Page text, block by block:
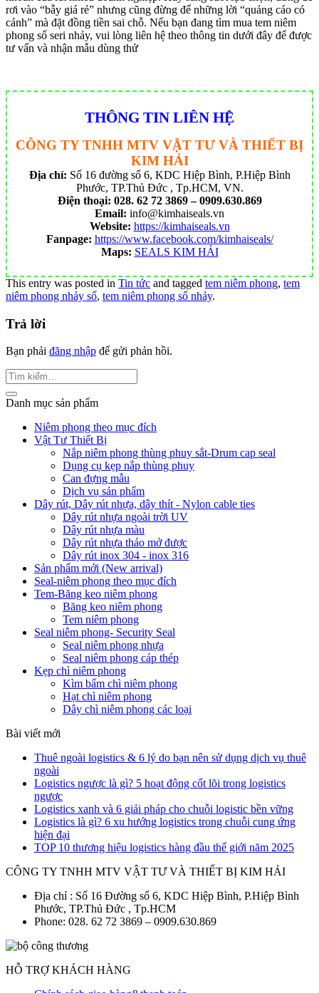
rơi vào “bẫy giá rẻ” nhưng cũng đừng để những lời “quảng cáo có
cánh” mà đặt đồng tiền sai chỗ. Nếu bạn đang tìm mua tem niêm
phong số seri nhảy, vui lòng liên hệ theo thông tin dưới đây để được
tư vấn và nhận mẫu dùng thử
THÔNG TIN LIÊN HỆ
CÔNG TY TNHH MTV VẬT TƯ VÀ THIẾT BỊ
KIM HẢI
Địa chỉ: Số 16 đường số 6, KDC Hiệp Bình, P.Hiệp Bình
Phước, TP.Thủ Đức , Tp.HCM, VN.
Điện thoại: 028. 62 72 3869 – 0909.630.869
Email: info@kimhaiseals.vn
Website: https://kimhaiseals.vn
Fanpage: https://www.facebook.com/kimhaiseals/
Maps: SEALS KIM HẢI
This entry was posted in Tin tức and tagged tem niêm phong, tem
niêm phong nhảy số, tem niêm phong số nhảy.
Trả lời
Bạn phải đăng nhập để gửi phản hồi.
Danh mục sản phẩm
Niêm phong theo mục đích
Vật Tư Thiết Bị
Nắp niêm phong thùng phuy sắt-Drum cap seal
Dụng cụ kẹp nắp thùng phuy
Can đựng mẫu
Dịch vụ sản phẩm
Dây rút, Dây rút nhựa, dây thít - Nylon cable ties
Dây rút nhựa ngoài trời UV
Dây rút nhựa màu
Dây rút nhựa tháo mở được
Dây rút inox 304 - inox 316
Sản phẩm mới (New arrival)
Seal-niêm phong theo mục đích
Tem-Băng keo niêm phong
Băng keo niêm phong
Tem niêm phong
Seal niêm phong- Security Seal
Seal niêm phong nhựa
Seal niêm phong cáp thép
Kẹp chì niêm phong
Kìm bấm chì niêm phong
Hạt chì niêm phong
Dây chì niêm phong các loại
Bài viết mới
Thuê ngoài logistics & 6 lý do bạn nên sử dụng dịch vụ thuê
ngoài
Logistics ngược là gì? 5 hoạt động cốt lõi trong logistics
ngược
Logistics xanh và 6 giải pháp cho chuỗi logistic bền vững
Logistics là gì? 6 xu hướng logistics trong chuỗi cung ứng
hiện đại
TOP 10 thương hiệu logistics hàng đầu thế giới năm 2025
CÔNG TY TNHH MTV VẬT TƯ VÀ THIẾT BỊ KIM HẢI
Địa chỉ : Số 16 Đường số 6, KDC Hiệp Bình, P.Hiệp Bình
Phước, TP.Thủ Đức , Tp.HCM
Phone: 028. 62 72 3869 – 0909.630.869
HỖ TRỢ KHÁCH HÀNG